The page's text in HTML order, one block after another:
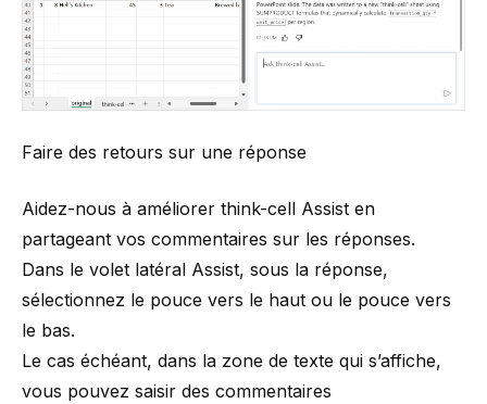
Faire des retours sur une réponse
Aidez-nous à améliorer think-cell Assist en
partageant vos commentaires sur les réponses.
Dans le volet latéral Assist, sous la réponse,
sélectionnez le pouce vers le haut ou le pouce vers
le bas.
Le cas échéant, dans la zone de texte qui s’affiche,
vous pouvez saisir des commentaires